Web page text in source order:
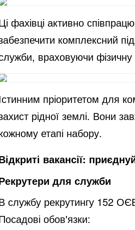
фахівці активно
комплексний
враховуючи фізичну
пріоритетом для
рідної землі. Вони
етапі набору.
вакансії:
для служби
службу рекрутингу 152
обов'язки: